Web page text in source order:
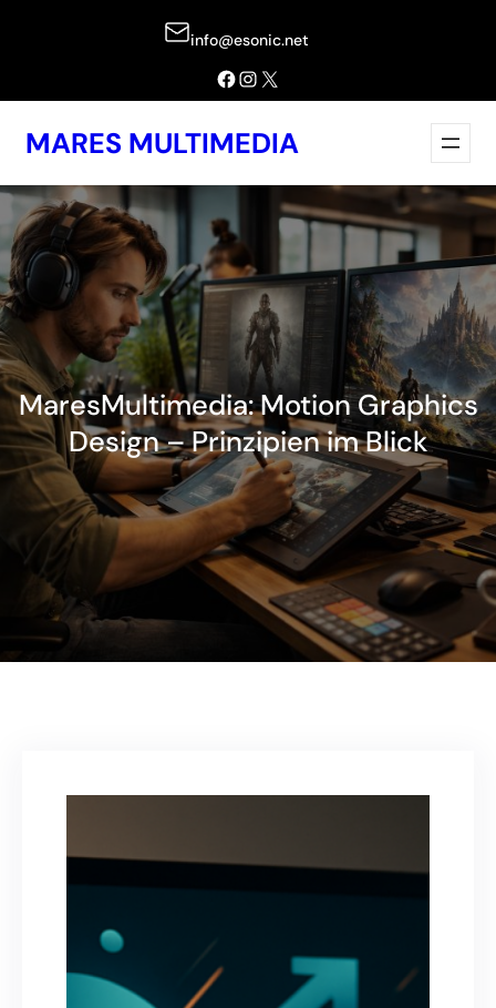
info@esonic.net
Facebook
Instagram
X
MARES MULTIMEDIA
MaresMultimedia: Motion Graphics
Design – Prinzipien im Blick